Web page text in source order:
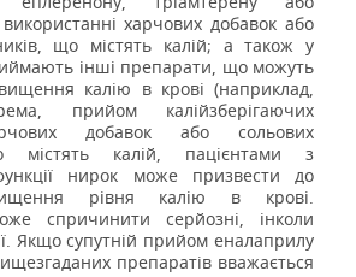
харчових добавок або
що містять калій; а також у
інші препарати, що можуть
калію в крові (наприклад,
прийом калійзберігаючих
добавок або сольових
містять калій, пацієнтами з
нирок може призвести до
рівня калію в крові.
спричинити серйозні, інколи
Якщо супутній прийом еналаприлу
препаратів вважається